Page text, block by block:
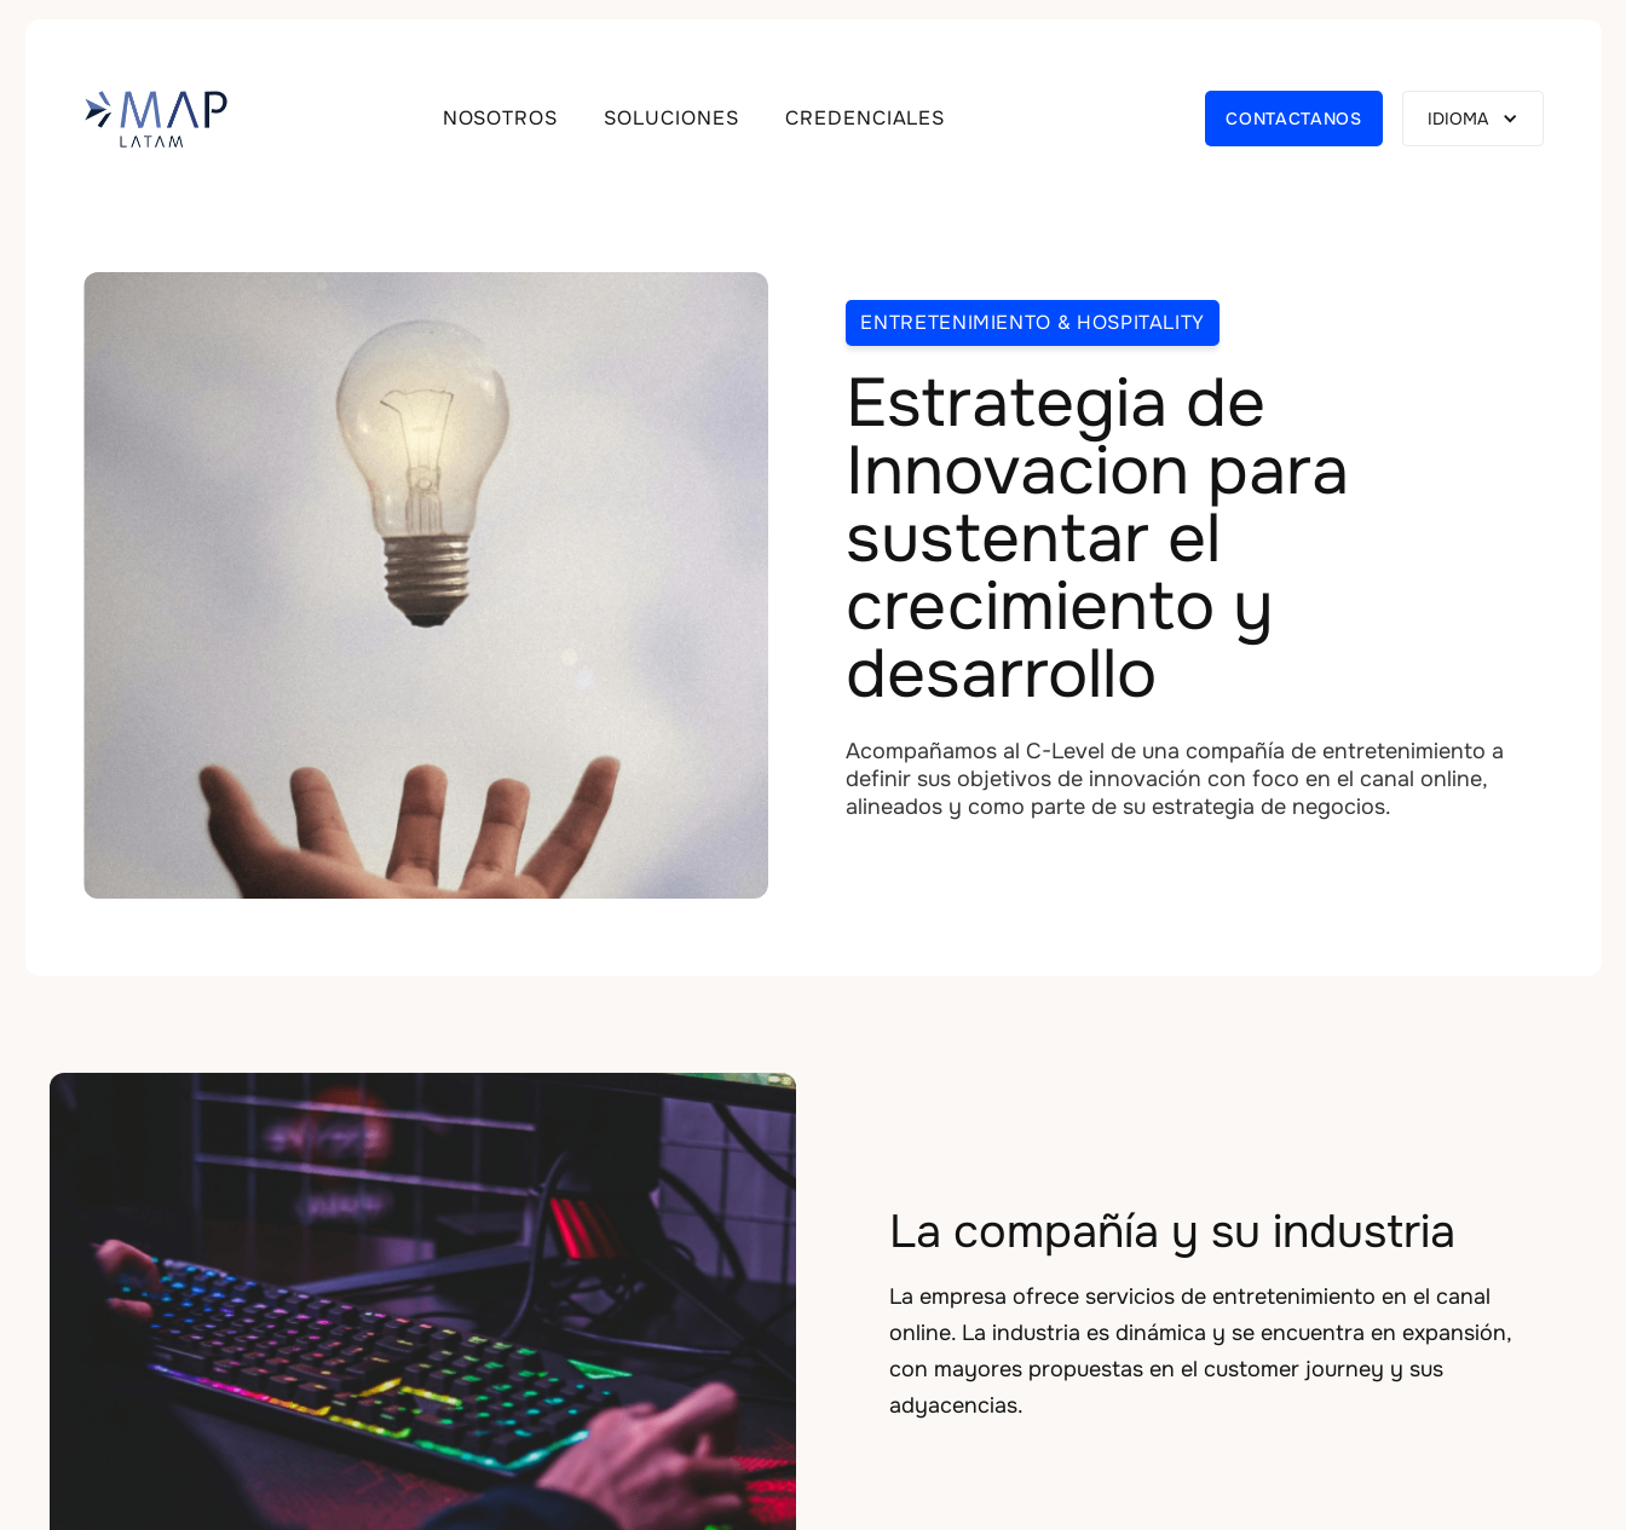
NOSOTROS SOLUCIONES CREDENCIALES CONTACTANOS IDIOMA
ENTRETENIMIENTO & HOSPITALITY
Estrategia de
Innovacion para
sustentar el
crecimiento y
desarrollo
Acompañamos al C-Level de una compañía de entretenimiento a
definir sus objetivos de innovación con foco en el canal online,
alineados y como parte de su estrategia de negocios.
La compañía y su industria
La empresa ofrece servicios de entretenimiento en el canal
online. La industria es dinámica y se encuentra en expansión,
con mayores propuestas en el customer journey y sus
adyacencias.